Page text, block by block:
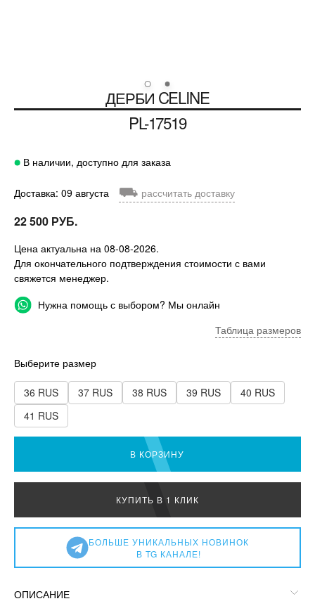
ДЕРБИ CELINE
PL-17519
В наличии, доступно для заказа
Доставка: 09 августа ⛟ рассчитать доставку
22 500 РУБ.
Цена актуальна на 08-08-2026.
Для окончательного подтверждения стоимости с вами
свяжется менеджер.
Нужна помощь с выбором? Мы онлайн
Таблица размеров
Выберите размер
36 RUS 37 RUS 38 RUS 39 RUS
40 RUS
41 RUS
В КОРЗИНУ
КУПИТЬ В 1 КЛИК
БОЛЬШЕ УНИКАЛЬНЫХ НОВИНОК
В TG КАНАЛЕ!
ОПИСАНИЕ